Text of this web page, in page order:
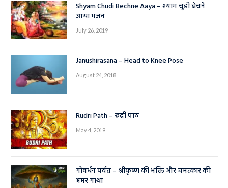
Shyam Chudi Bechne Aaya – श्याम चूड़ी बेचने
आया भजन
July 26, 2019
Janushirasana – Head to Knee Pose
August 24, 2018
Rudri Path – रुद्री पाठ
May 4, 2019
गोवर्धन पर्वत – श्रीकृष्ण की भक्ति और चमत्कार की
अमर गाथा